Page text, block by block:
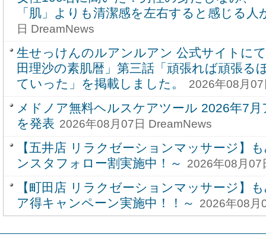
「肌」よりも清潔感を左右すると感じる人
日 DreamNews
生せっけんのルアンルアン 公式サイトに
田理沙の素肌暦」第三話「頑張れば頑張る
ていった」を掲載しました。
2026年08月
メドノア無料ヘルスケアツール 2026年7
を発表 2026年08月07日 DreamNews
【五井店 リラクゼーションマッサージ】
ンスタフォロー割実施中！～
2026年08月07
【町田店 リラクゼーションマッサージ】
ア得キャンペーン実施中！！～
2026年08月